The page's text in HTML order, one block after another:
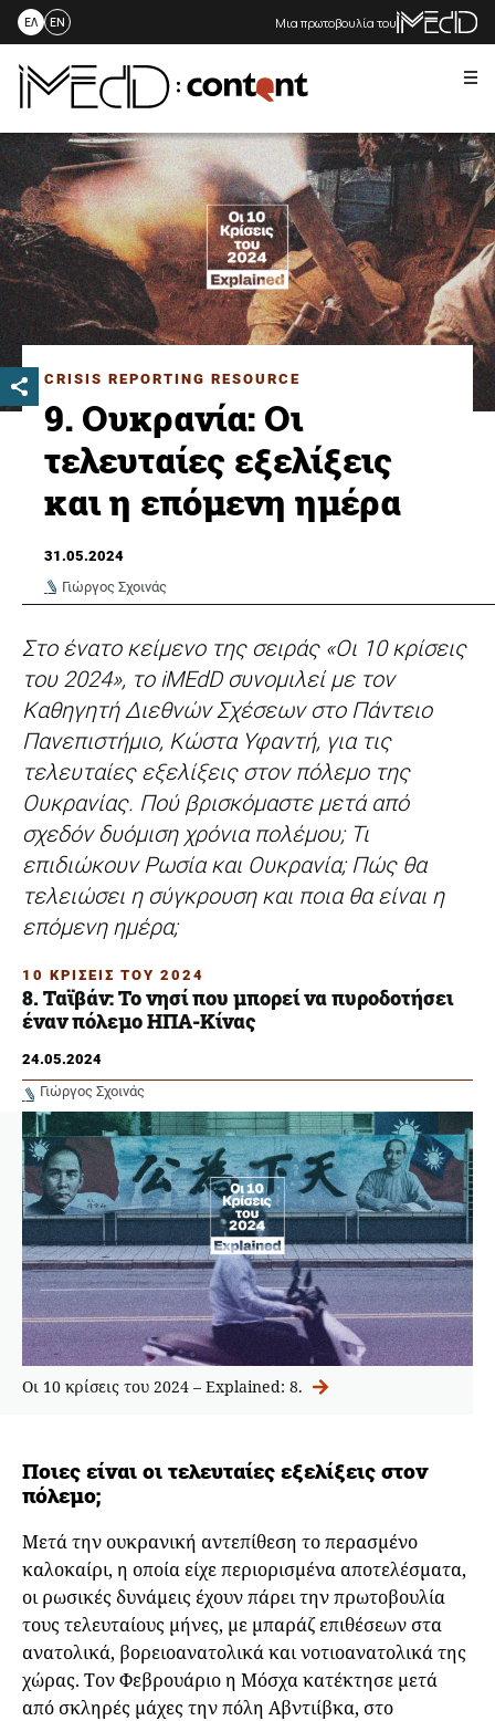
Skip
to
content
ΕΛ EN Μια πρωτοβουλία του
CRISIS REPORTING RESOURCE
9. Ουκρανία: Οι
τελευταίες εξελίξεις
και η επόμενη ημέρα
31.05.2024
Γιώργος Σχοινάς
Στο ένατο κείμενο της σειράς «Οι 10 κρίσεις
του 2024», το iMEdD συνομιλεί με τον
Καθηγητή Διεθνών Σχέσεων στο Πάντειο
Πανεπιστήμιο, Κώστα Υφαντή, για τις
τελευταίες εξελίξεις στον πόλεμο της
Ουκρανίας. Πού βρισκόμαστε μετά από
σχεδόν δυόμιση χρόνια πολέμου; Τι
επιδιώκουν Ρωσία και Ουκρανία; Πώς θα
τελειώσει η σύγκρουση και ποια θα είναι η
επόμενη ημέρα;
10 ΚΡΙΣΕΙΣ ΤΟΥ 2024
8. Ταϊβάν: Το νησί που μπορεί να πυροδοτήσει
έναν πόλεμο ΗΠΑ-Κίνας
24.05.2024
Γιώργος Σχοινάς
Οι 10 κρίσεις του 2024 – Explained: 8.
Ποιες είναι οι τελευταίες εξελίξεις στον
πόλεμο;
Μετά την ουκρανική αντεπίθεση το περασμένο
καλοκαίρι, η οποία είχε περιορισμένα αποτελέσματα,
οι ρωσικές δυνάμεις έχουν πάρει την πρωτοβουλία
τους τελευταίους μήνες, με μπαράζ επιθέσεων στα
ανατολικά, βορειοανατολικά και νοτιοανατολικά της
χώρας. Τον Φεβρουάριο η Μόσχα κατέκτησε μετά
από σκληρές μάχες την πόλη Αβντιίβκα, στο